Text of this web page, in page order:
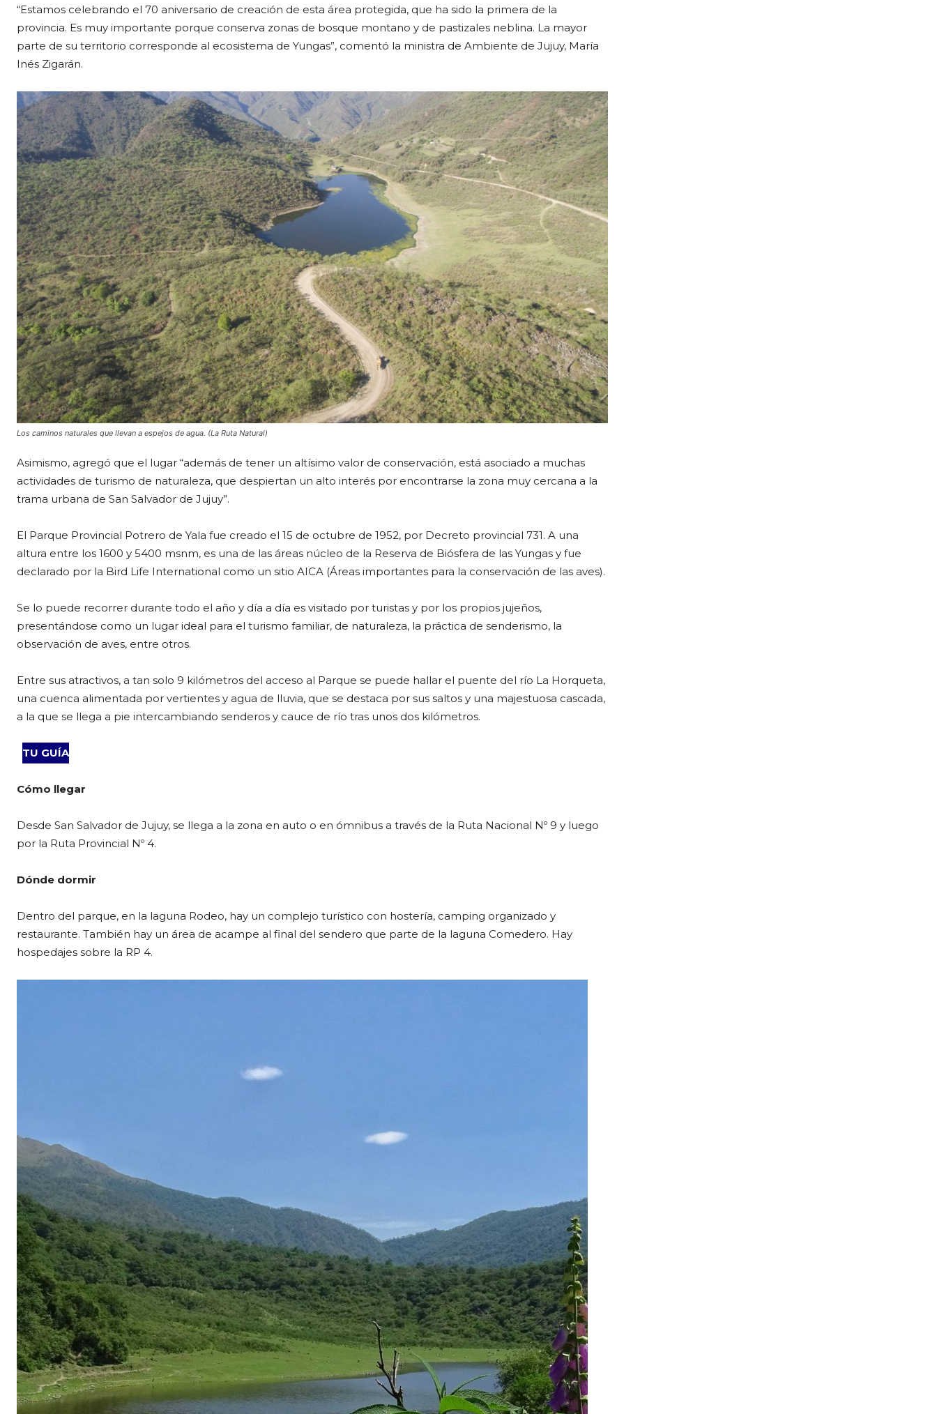
“Estamos celebrando el 70 aniversario de creación de esta área protegida, que ha sido la primera de la
provincia. Es muy importante porque conserva zonas de bosque montano y de pastizales neblina. La mayor
parte de su territorio corresponde al ecosistema de Yungas”, comentó la ministra de Ambiente de Jujuy, María
Inés Zigarán.
Los caminos naturales que llevan a espejos de agua. (La Ruta Natural)
Asimismo, agregó que el lugar “además de tener un altísimo valor de conservación, está asociado a muchas
actividades de turismo de naturaleza, que despiertan un alto interés por encontrarse la zona muy cercana a la
trama urbana de San Salvador de Jujuy”.
El Parque Provincial Potrero de Yala fue creado el 15 de octubre de 1952, por Decreto provincial 731. A una
altura entre los 1600 y 5400 msnm, es una de las áreas núcleo de la Reserva de Biósfera de las Yungas y fue
declarado por la Bird Life International como un sitio AICA (Áreas importantes para la conservación de las aves).
Se lo puede recorrer durante todo el año y día a día es visitado por turistas y por los propios jujeños,
presentándose como un lugar ideal para el turismo familiar, de naturaleza, la práctica de senderismo, la
observación de aves, entre otros.
Entre sus atractivos, a tan solo 9 kilómetros del acceso al Parque se puede hallar el puente del río La Horqueta,
una cuenca alimentada por vertientes y agua de lluvia, que se destaca por sus saltos y una majestuosa cascada,
a la que se llega a pie intercambiando senderos y cauce de río tras unos dos kilómetros.
TU GUÍA
Cómo llegar
Desde San Salvador de Jujuy, se llega a la zona en auto o en ómnibus a través de la Ruta Nacional Nº 9 y luego
por la Ruta Provincial Nº 4.
Dónde dormir
Dentro del parque, en la laguna Rodeo, hay un complejo turístico con hostería, camping organizado y
restaurante. También hay un área de acampe al final del sendero que parte de la laguna Comedero. Hay
hospedajes sobre la RP 4.